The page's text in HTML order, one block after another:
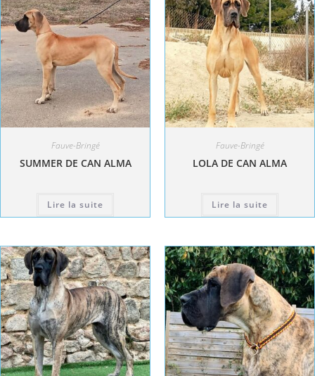
Fauve-Bringé
SUMMER DE CAN ALMA
Lire la suite
Fauve-Bringé
LOLA DE CAN ALMA
Lire la suite